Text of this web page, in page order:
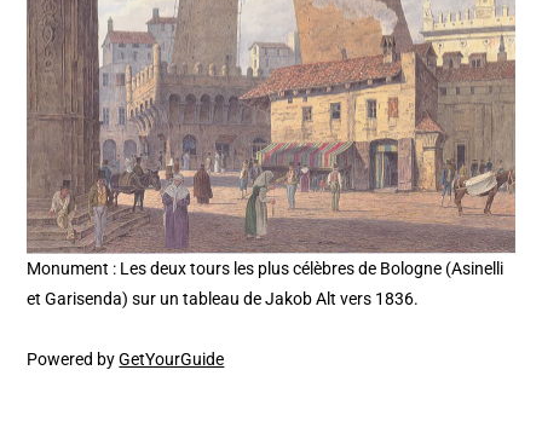
Monument : Les deux tours les plus célèbres de Bologne (Asinelli
et Garisenda) sur un tableau de Jakob Alt vers 1836.
Powered byGetYourGuide